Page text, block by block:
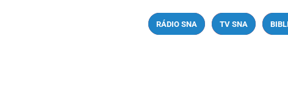
RÁDIO SNA TV SNA